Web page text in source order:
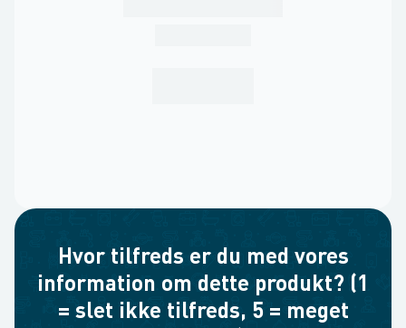
Hvor tilfreds er du med vores
information om dette produkt? (1
= slet ikke tilfreds, 5 = meget